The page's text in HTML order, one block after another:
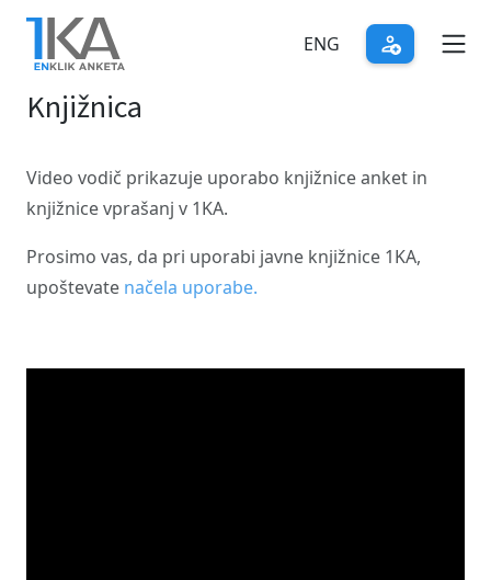
Skip
main
content
ENG
Knjižnica
Video vodič prikazuje uporabo knjižnice anket in
knjižnice vprašanj v 1KA.
Prosimo vas, da pri uporabi javne knjižnice 1KA,
upoštevate načela uporabe.